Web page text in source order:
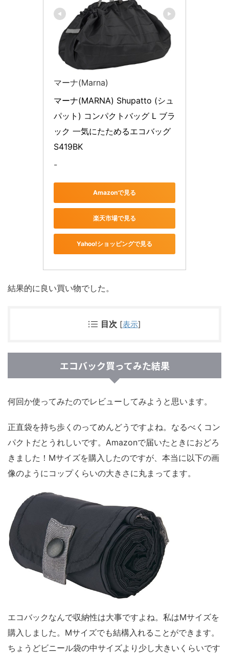
マーナ(Marna)
マーナ(MARNA) Shupatto (シュ
パット) コンパクトバッグ L ブラ
ック 一気にたためるエコバッグ
S419BK
-
Amazonで見る
楽天市場で見る
Yahoo!ショッピングで見る
結果的に良い買い物でした。
目次 [表示]
エコバック買ってみた結果
何回か使ってみたのでレビューしてみようと思います。
正直袋を持ち歩くのってめんどうですよね。なるべくコン
パクトだとうれしいです。Amazonで届いたときにおどろ
きました！Mサイズを購入したのですが、本当に以下の画
像のようにコップくらいの大きさに丸まってます。
エコバックなんで収納性は大事ですよね。私はMサイズを
購入しました。Mサイズでも結構入れることができます。
ちょうどビニール袋の中サイズより少し大きいくらいです